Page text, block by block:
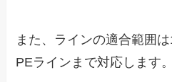
また、ラインの適合範囲
PEラインまで対応します。